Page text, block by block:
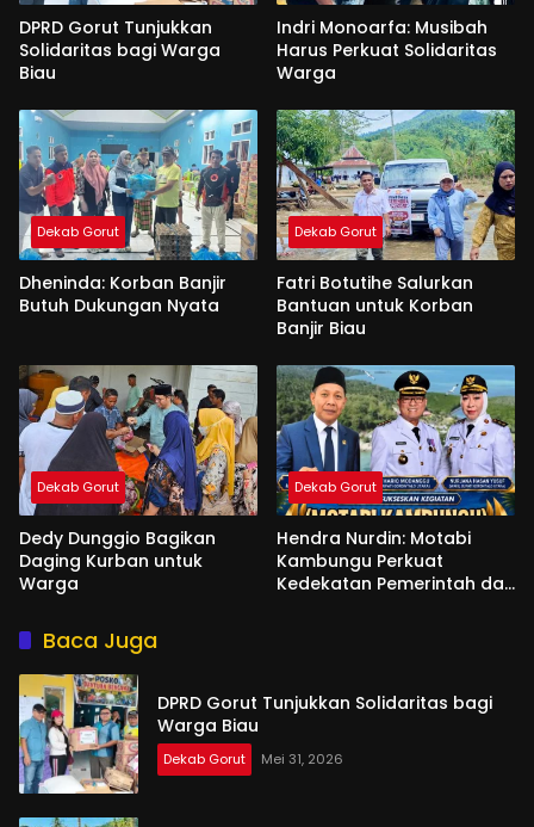
DPRD Gorut Tunjukkan
Solidaritas bagi Warga
Biau
Indri Monoarfa: Musibah
Harus Perkuat Solidaritas
Warga
Dekab Gorut
Dheninda: Korban Banjir
Butuh Dukungan Nyata
Dekab Gorut
Fatri Botutihe Salurkan
Bantuan untuk Korban
Banjir Biau
Dekab Gorut
Dedy Dunggio Bagikan
Daging Kurban untuk
Warga
Dekab Gorut
Hendra Nurdin: Motabi
Kambungu Perkuat
Kedekatan Pemerintah dan
Baca Juga
DPRD Gorut Tunjukkan Solidaritas bagi
Warga Biau
Dekab Gorut Mei 31, 2026